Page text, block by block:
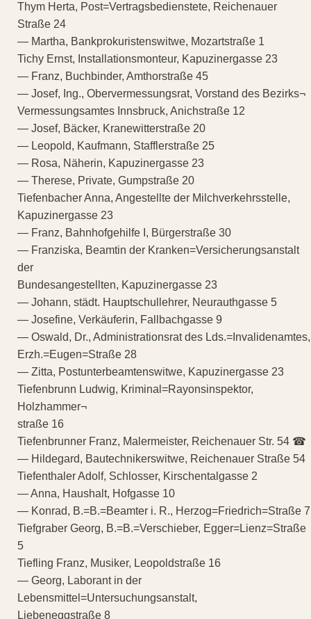
Thym Herta, Post=Vertragsbedienstete, Reichenauer
Straße 24
— Martha, Bankprokuristenswitwe, Mozartstraße 1
Tichy Ernst, Installationsmonteur, Kapuzinergasse 23
— Franz, Buchbinder, Amthorstraße 45
— Josef, Ing., Obervermessungsrat, Vorstand des Bezirks¬
Vermessungsamtes Innsbruck, Anichstraße 12
— Josef, Bäcker, Kranewitterstraße 20
— Leopold, Kaufmann, Stafflerstraße 25
— Rosa, Näherin, Kapuzinergasse 23
— Therese, Private, Gumpstraße 20
Tiefenbacher Anna, Angestellte der Milchverkehrsstelle,
Kapuzinergasse 23
— Franz, Bahnhofgehilfe I, Bürgerstraße 30
— Franziska, Beamtin der Kranken=Versicherungsanstalt
der
Bundesangestellten, Kapuzinergasse 23
— Johann, städt. Hauptschullehrer, Neurauthgasse 5
— Josefine, Verkäuferin, Fallbachgasse 9
— Oswald, Dr., Administrationsrat des Lds.=Invalidenamtes,
Erzh.=Eugen=Straße 28
— Zitta, Postunterbeamtenswitwe, Kapuzinergasse 23
Tiefenbrunn Ludwig, Kriminal=Rayonsinspektor,
Holzhammer¬
straße 16
Tiefenbrunner Franz, Malermeister, Reichenauer Str. 54 ☎
— Hildegard, Bautechnikerswitwe, Reichenauer Straße 54
Tiefenthaler Adolf, Schlosser, Kirschentalgasse 2
— Anna, Haushalt, Hofgasse 10
— Konrad, B.=B.=Beamter i. R., Herzog=Friedrich=Straße 7
Tiefgraber Georg, B.=B.=Verschieber, Egger=Lienz=Straße
5
Tiefling Franz, Musiker, Leopoldstraße 16
— Georg, Laborant in der
Lebensmittel=Untersuchungsanstalt,
Liebeneggstraße 8